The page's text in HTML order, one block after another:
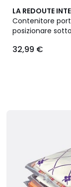
LA REDOUTE
Contenitore
posizionare
32,99 €